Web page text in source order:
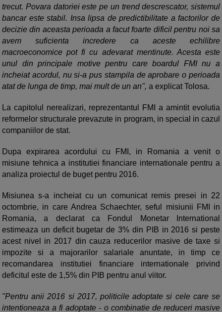
trecut. Povara datoriei este pe un trend descrescator, sistemul
bancar este stabil. Insa lipsa de predictibilitate a factorilor de
decizie din aceasta perioada a facut foarte dificil pentru noi sa
avem suficienta incredere ca aceste echilibre
macroeconomice pot fi cu adevarat mentinute. Acesta este
unul din principale motive pentru care boardul FMI nu a
incheiat acordul, nu si-a pus stampila de aprobare o perioada
atat de lunga de timp, mai mult de un an", a explicat Tolosa.
La capitolul nerealizari, reprezentantul FMI a amintit evolutia
reformelor structurale prevazute in program, in special in cazul
companiilor de stat.
Dupa expirarea acordului cu FMI, in Romania a venit o
misiune tehnica a institutiei financiare internationale pentru a
analiza proiectul de buget pentru 2016.
Misiunea s-a incheiat cu un comunicat remis presei in 22
octombrie, in care Andrea Schaechter, seful misiunii FMI in
Romania, a declarat ca Fondul Monetar International
estimeaza un deficit bugetar de 3% din PIB in 2016 si peste
acest nivel in 2017 din cauza reducerilor masive de taxe si
impozite si a majorarilor salariale anuntate, in timp ce
recomandarea institutiei financiare internationale privind
deficitul este de 1,5% din PIB pentru anul viitor.
"Pentru anii 2016 si 2017, politicile adoptate si cele care se
intentioneaza a fi adoptate - o combinatie de reduceri masive